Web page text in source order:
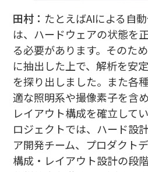
田村： たとえばAIによる自
は、ハードウェアの状態を
る必要があります。そのた
に抽出した上で、解析を安
を探り出しました。また各
適な照明系や撮像素子を含
レイアウト構成を確立して
ロジェクトでは、ハード設
ア開発チーム、プロダクト
構成・レイアウト設計の段